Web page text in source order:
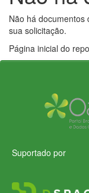
Não há documentos
sua solicitação.
Página inicial do
Suportado por